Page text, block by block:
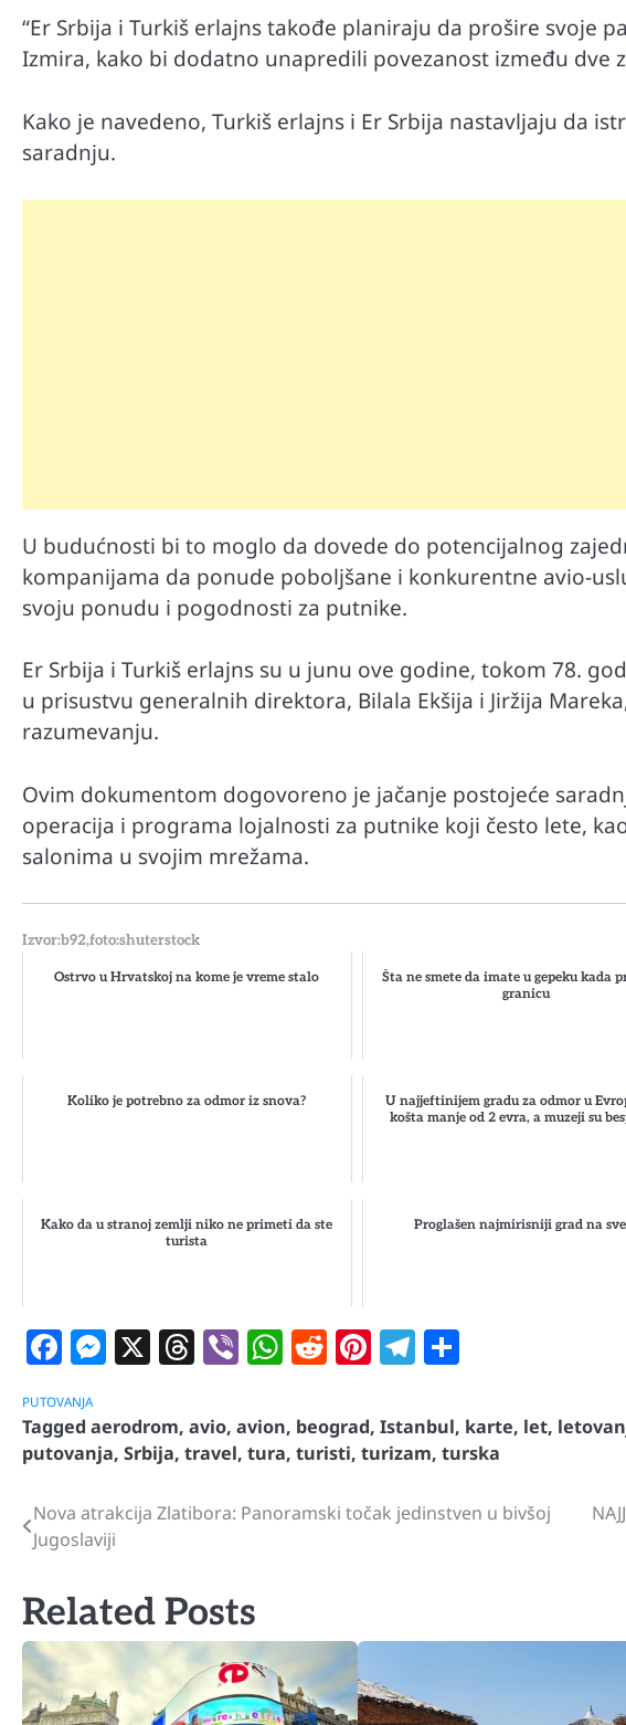
“Er Srbija i Turkiš erlajns takođe planiraju da prošire svoje
Izmira, kako bi dodatno unapredili povezanost između dve
Kako je navedeno, Turkiš erlajns i Er Srbija nastavljaju da
saradnju.
U budućnosti bi to moglo da dovede do potencijalnog
kompanijama da ponude poboljšane i konkurentne avio-
svoju ponudu i pogodnosti za putnike.
Er Srbija i Turkiš erlajns su u junu ove godine, tokom 78.
u prisustvu generalnih direktora, Bilala Ekšija i Jiržija
razumevanju.
Ovim dokumentom dogovoreno je jačanje postojeće
operacija i programa lojalnosti za putnike koji često lete,
salonima u svojim mrežama.
Izvor:b92,foto:shuterstock
Ostrvo u Hrvatskoj na kome je vreme stalo
Šta ne smete da imate u gepeku kada
granicu
Koliko je potrebno za odmor iz snova?
U najjeftinijem gradu za odmor u
košta manje od 2 evra, a muzeji su
Kako da u stranoj zemlji niko ne primeti da ste
turista
Proglašen najmirisniji grad na
Facebook
Messenger
X Threads
ViberWhatsApp
Reddit
Pinterest
Telegram
PUTOVANJA
Tagged aerodrom, avio, avion, beograd, Istanbul, karte, let,
putovanja, Srbija, travel, tura, turisti, turizam, turska
Navigacija
članaka
Nova atrakcija Zlatibora: Panoramski točak jedinstven u bivšoj
Jugoslaviji
Related Posts